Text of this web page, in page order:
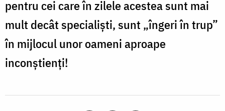
pentru cei care în zilele acestea sunt mai
mult decât specialiști, sunt „îngeri în trup”
în mijlocul unor oameni aproape
inconștienți!